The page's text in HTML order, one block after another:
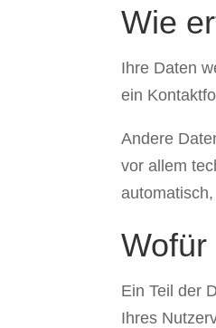
Wie
Ihre Daten
ein
Andere
vor allem
Ein Teil der
Ihres